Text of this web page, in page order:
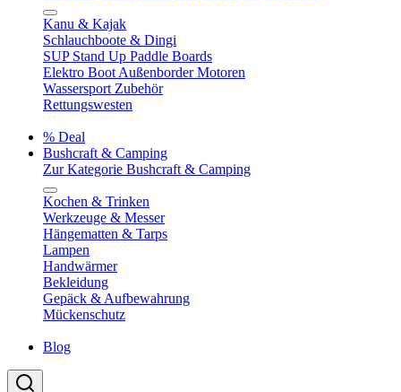
Kanu & Kajak
Schlauchboote & Dingi
SUP Stand Up Paddle Boards
Elektro Boot Außenborder Motoren
Wassersport Zubehör
Rettungswesten
% Deal
Bushcraft & Camping
Zur Kategorie Bushcraft & Camping
Kochen & Trinken
Werkzeuge & Messer
Hängematten & Tarps
Lampen
Handwärmer
Bekleidung
Gepäck & Aufbewahrung
Mückenschutz
Blog